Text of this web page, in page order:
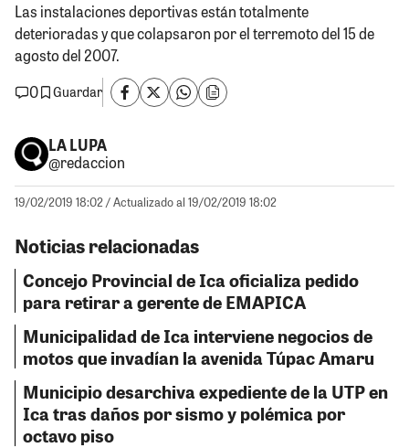
Las instalaciones deportivas están totalmente
deterioradas y que colapsaron por el terremoto del 15 de
agosto del 2007.
0
Guardar
LA LUPA
@redaccion
19/02/2019 18:02/ Actualizado al 19/02/2019 18:02
Noticias relacionadas
Concejo Provincial de Ica oficializa pedido
para retirar a gerente de EMAPICA
Municipalidad de Ica interviene negocios de
motos que invadían la avenida Túpac Amaru
Municipio desarchiva expediente de la UTP en
Ica tras daños por sismo y polémica por
octavo piso